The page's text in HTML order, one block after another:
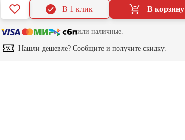
В корзину
В 1 клик
или наличные.
Нашли дешевле? Сообщите и получите скидку.